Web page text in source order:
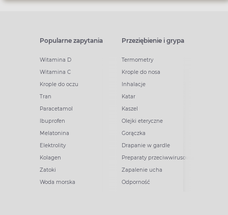
Popularne zapytania
Witamina D
Witamina C
Krople do oczu
Tran
Paracetamol
Ibuprofen
Melatonina
Elektrolity
Kolagen
Zatoki
Woda morska
Przeziębienie i grypa
Termometry
Krople do nosa
Inhalacje
Katar
Kaszel
Olejki eteryczne
Gorączka
Drapanie w gardle
Preparaty przeciwwirusowe
Zapalenie ucha
Odporność